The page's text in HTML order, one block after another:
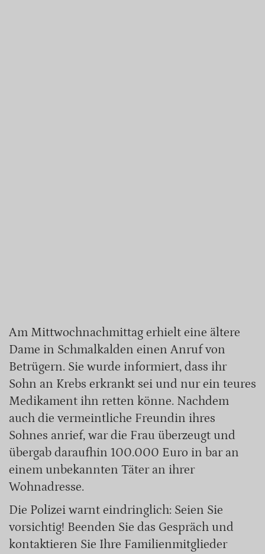
Am Mittwochnachmittag erhielt eine ältere
Dame in Schmalkalden einen Anruf von
Betrügern. Sie wurde informiert, dass ihr
Sohn an Krebs erkrankt sei und nur ein teures
Medikament ihn retten könne. Nachdem
auch die vermeintliche Freundin ihres
Sohnes anrief, war die Frau überzeugt und
übergab daraufhin 100.000 Euro in bar an
einem unbekannten Täter an ihrer
Wohnadresse.
Die Polizei warnt eindringlich: Seien Sie
vorsichtig! Beenden Sie das Gespräch und
kontaktieren Sie Ihre Familienmitglieder